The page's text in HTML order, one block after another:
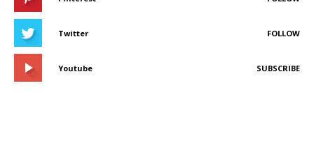
Twitter FOLLOW
Youtube SUBSCRIBE